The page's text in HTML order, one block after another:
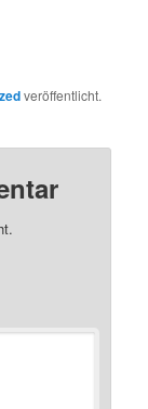
veröffentlicht.